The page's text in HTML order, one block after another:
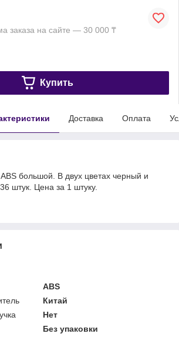
заказа на сайте — 30 000 ₸
Купить
Доставка Оплата
большой. В двух цветах черный и
штук. Цена за 1 штуку.
ABS
Китай
Нет
Без упаковки